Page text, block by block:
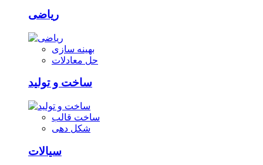
ریاضی
بهینه سازی
حل معادلات
ساخت و تولید
ساخت قالب
شکل دهی
سیالات